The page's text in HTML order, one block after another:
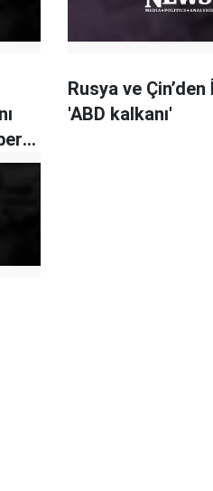
Rusya ve Çin’den
'ABD kalkanı'